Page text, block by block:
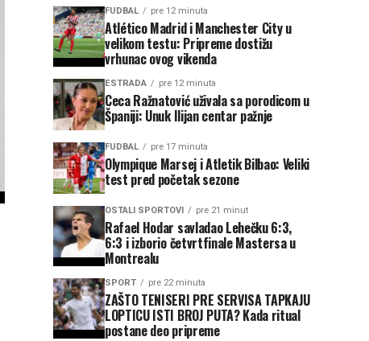
FUDBAL pre 12 minuta
Atlético Madrid i Manchester City u
velikom testu: Pripreme dostižu
vrhunac ovog vikenda
ESTRADA pre 12 minuta
Ceca Ražnatović uživala sa porodicom u
Španiji: Unuk Ilijan centar pažnje
FUDBAL pre 17 minuta
Olympique Marsej i Atletik Bilbao: Veliki
test pred početak sezone
OSTALI SPORTOVI pre 21 minut
Rafael Hodar savladao Lehečku 6:3,
6:3 i izborio četvrtfinale Mastersa u
Montrealu
SPORT pre 22 minuta
ZAŠTO TENISERI PRE SERVISA TAPKAJU
LOPTICU ISTI BROJ PUTA? Kada ritual
postane deo pripreme